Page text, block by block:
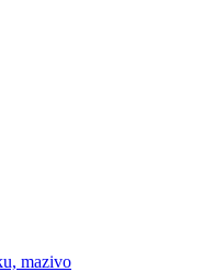
mazivo